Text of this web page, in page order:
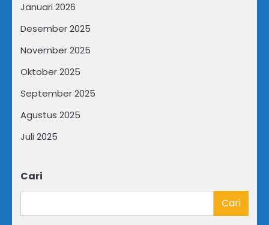
Januari 2026
Desember 2025
November 2025
Oktober 2025
September 2025
Agustus 2025
Juli 2025
Cari
Cari